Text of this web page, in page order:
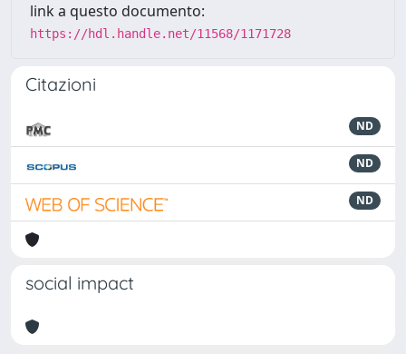
link a questo documento:
https://hdl.handle.net/11568/1171728
Citazioni
ND
ND
ND
social impact